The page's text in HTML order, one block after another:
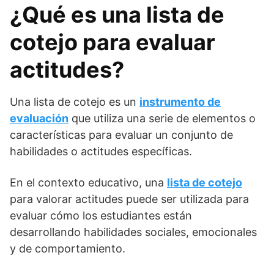
¿Qué es una lista de
cotejo para evaluar
actitudes?
Una lista de cotejo es un instrumento de
evaluación que utiliza una serie de elementos o
características para evaluar un conjunto de
habilidades o actitudes específicas.
En el contexto educativo, una lista de cotejo
para valorar actitudes puede ser utilizada para
evaluar cómo los estudiantes están
desarrollando habilidades sociales, emocionales
y de comportamiento.